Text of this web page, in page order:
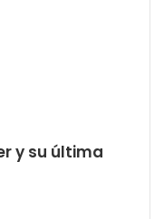
y su última